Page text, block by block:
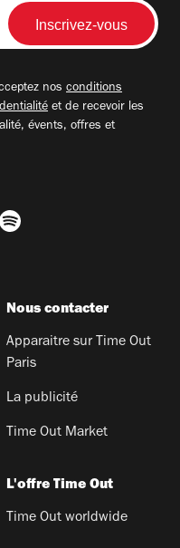
nos conditions
et de recevoir les
évents, offres et
Nous contacter
Apparaitre sur Time Out
Paris
La publicité
Time Out Market
L'offre Time Out
Time Out worldwide